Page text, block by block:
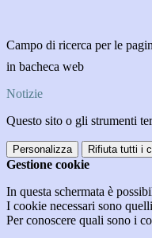
Campo di ricerca per le
in bacheca web
Notizie
Questo sito o gli strumenti
Personalizza Rifiuta tutti i
Gestione cookie
In questa schermata è
I cookie necessari sono
Per conoscere quali sono i